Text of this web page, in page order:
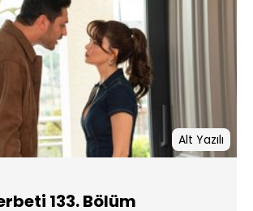
Alt Yazılı
133. Bölüm